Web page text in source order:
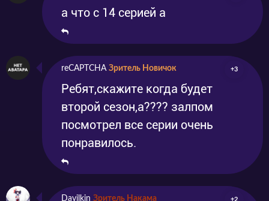
а что с 14 серией а
reCAPTCHA Зритель Новичок +3
Ребят,скажите когда будет
второй сезон,а???? залпом
посмотрел все серии очень
понравилось.
Davilkin Зритель Накама
+2